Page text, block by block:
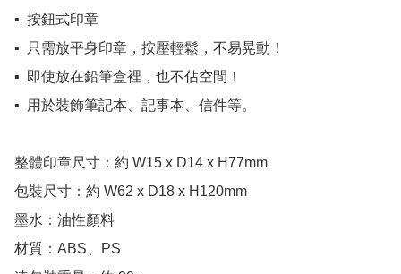
▪️  按鈕式印章
▪️  只需放平身印章，按壓輕鬆，不易晃動！
▪️  即使放在鉛筆盒裡，也不佔空間！
▪️  用於裝飾筆記本、記事本、信件等。
整體印章尺寸：約 W15 x D14 x H77mm
包裝尺寸：約 W62 x D18 x H120mm
墨水：油性顏料
材質：ABS、PS